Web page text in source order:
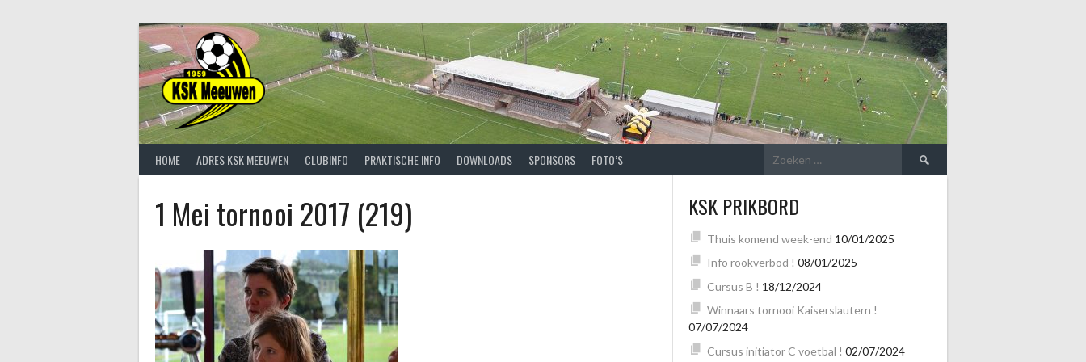
HOME ADRES KSK MEEUWEN CLUBINFO PRAKTISCHE INFO DOWNLOADS SPONSORS FOTO’S
Zoeken
naar:
1 Mei tornooi 2017 (219) KSK PRIKBORD
Thuis komend week-end 10/01/2025
Info rookverbod ! 08/01/2025
Cursus B ! 18/12/2024
Winnaars tornooi Kaiserslautern !
07/07/2024
Cursus initiator C voetbal ! 02/07/2024